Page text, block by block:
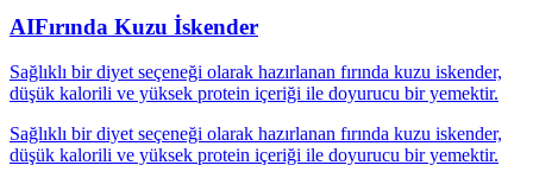
AIFırında Kuzu İskender
Sağlıklı bir diyet seçeneği olarak hazırlanan fırında kuzu iskender,
düşük kalorili ve yüksek protein içeriği ile doyurucu bir yemektir.
Sağlıklı bir diyet seçeneği olarak hazırlanan fırında kuzu iskender,
düşük kalorili ve yüksek protein içeriği ile doyurucu bir yemektir.